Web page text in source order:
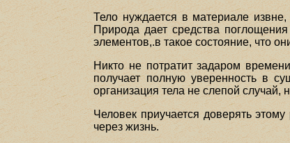
Тело нуждается в материале
Природа дает средства
элементов,.в такое состояние, что
Никто не потратит задаром
получает полную уверенность в
организация тела не слепой случай,
Человек приучается доверять
через жизнь.